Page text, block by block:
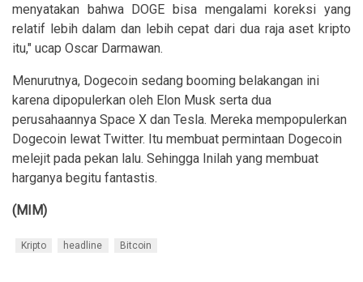
menyatakan bahwa DOGE bisa mengalami koreksi yang
relatif lebih dalam dan lebih cepat dari dua raja aset kripto
itu," ucap Oscar Darmawan.
Menurutnya, Dogecoin sedang booming belakangan ini
karena dipopulerkan oleh Elon Musk serta dua
perusahaannya Space X dan Tesla. Mereka mempopulerkan
Dogecoin lewat Twitter. Itu membuat permintaan Dogecoin
melejit pada pekan lalu. Sehingga Inilah yang membuat
harganya begitu fantastis.
(MIM)
Kripto headline Bitcoin